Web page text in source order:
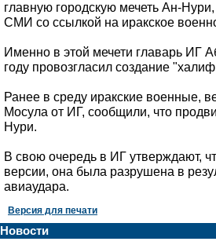
главную городскую мечеть Ан-
СМИ со ссылкой на иракское
Именно в этой мечети главарь ИГ
году провозгласил создание
Ранее в среду иракские военные,
Мосула от ИГ, сообщили, что
Нури.
В свою очередь в ИГ утверждают,
версии, она была разрушена в
авиаудара.
Версия для печати
Новости